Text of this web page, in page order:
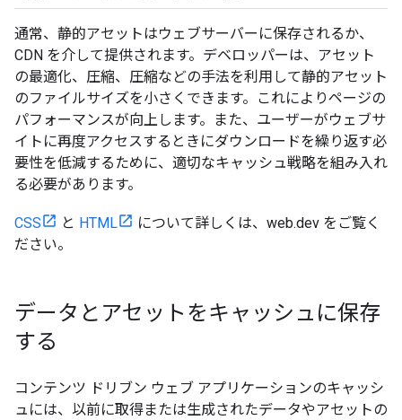
通常、静的アセットはウェブサーバーに保存されるか、
CDN を介して提供されます。デベロッパーは、アセット
の最適化、圧縮、圧縮などの手法を利用して静的アセット
のファイルサイズを小さくできます。これによりページの
パフォーマンスが向上します。また、ユーザーがウェブサ
イトに再度アクセスするときにダウンロードを繰り返す必
要性を低減するために、適切なキャッシュ戦略を組み入れ
る必要があります。
CSS と HTML
について詳しくは、web.dev をご覧く
ださい。
データとアセットをキャッシュに保存
する
コンテンツ ドリブン ウェブ アプリケーションのキャッシ
ュには、以前に取得または生成されたデータやアセットの